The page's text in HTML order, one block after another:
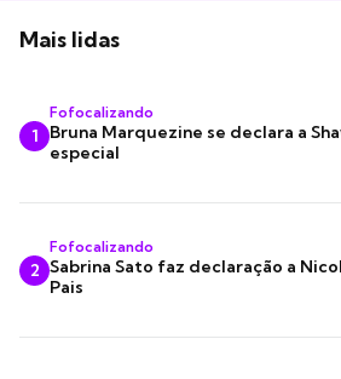
Mais lidas
1
Fofocalizando
Bruna Marquezine se declara a
especial
2
Fofocalizando
Sabrina Sato faz declaração a
Pais